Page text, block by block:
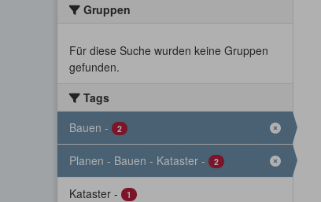
Gruppen
Für diese Suche wurden keine Gruppen
gefunden.
Tags
Bauen - 2
Planen - Bauen - Kataster - 2
Kataster - 1